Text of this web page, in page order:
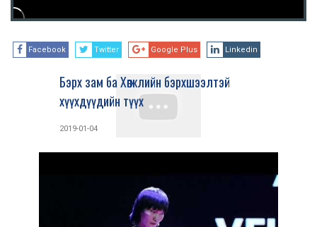
Facebook Twitter Google Plus Linkedin
Бэрх зам ба Хөгжлийн бэрхшээлтэй
хүүхдүүдийн түүх
2019-01-04